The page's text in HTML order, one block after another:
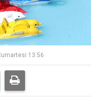
13:56